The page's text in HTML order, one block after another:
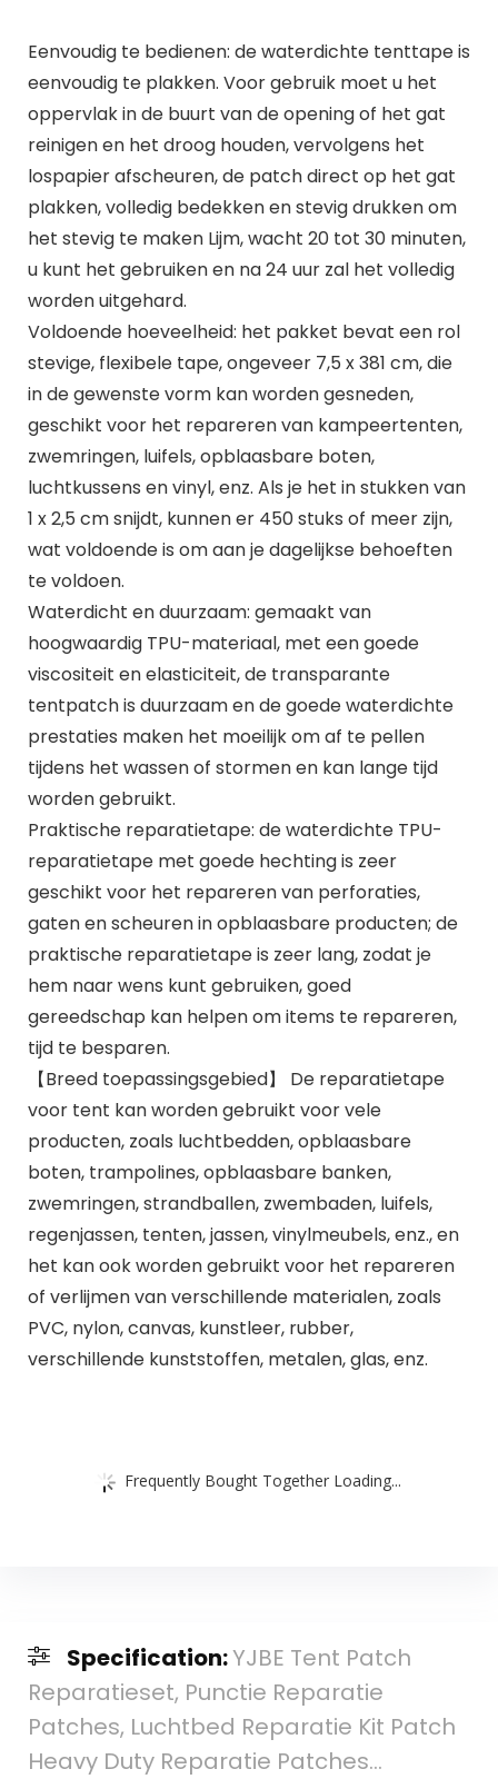
Eenvoudig te bedienen: de waterdichte tenttape is
eenvoudig te plakken. Voor gebruik moet u het
oppervlak in de buurt van de opening of het gat
reinigen en het droog houden, vervolgens het
lospapier afscheuren, de patch direct op het gat
plakken, volledig bedekken en stevig drukken om
het stevig te maken Lijm, wacht 20 tot 30 minuten,
u kunt het gebruiken en na 24 uur zal het volledig
worden uitgehard.
Voldoende hoeveelheid: het pakket bevat een rol
stevige, flexibele tape, ongeveer 7,5 x 381 cm, die
in de gewenste vorm kan worden gesneden,
geschikt voor het repareren van kampeertenten,
zwemringen, luifels, opblaasbare boten,
luchtkussens en vinyl, enz. Als je het in stukken van
1 x 2,5 cm snijdt, kunnen er 450 stuks of meer zijn,
wat voldoende is om aan je dagelijkse behoeften
te voldoen.
Waterdicht en duurzaam: gemaakt van
hoogwaardig TPU-materiaal, met een goede
viscositeit en elasticiteit, de transparante
tentpatch is duurzaam en de goede waterdichte
prestaties maken het moeilijk om af te pellen
tijdens het wassen of stormen en kan lange tijd
worden gebruikt.
Praktische reparatietape: de waterdichte TPU-
reparatietape met goede hechting is zeer
geschikt voor het repareren van perforaties,
gaten en scheuren in opblaasbare producten; de
praktische reparatietape is zeer lang, zodat je
hem naar wens kunt gebruiken, goed
gereedschap kan helpen om items te repareren,
tijd te besparen.
【Breed toepassingsgebied】 De reparatietape
voor tent kan worden gebruikt voor vele
producten, zoals luchtbedden, opblaasbare
boten, trampolines, opblaasbare banken,
zwemringen, strandballen, zwembaden, luifels,
regenjassen, tenten, jassen, vinylmeubels, enz., en
het kan ook worden gebruikt voor het repareren
of verlijmen van verschillende materialen, zoals
PVC, nylon, canvas, kunstleer, rubber,
verschillende kunststoffen, metalen, glas, enz.
Frequently Bought Together Loading...
Specification:YJBE Tent Patch
Reparatieset, Punctie Reparatie
Patches, Luchtbed Reparatie Kit Patch
Heavy Duty Reparatie Patches…